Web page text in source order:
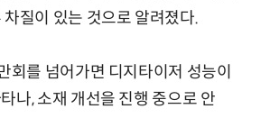
질이 있는 것으로 알려졌다.
회를 넘어가면 디지타이저 성능이
나, 소재 개선을 진행 중으로 안